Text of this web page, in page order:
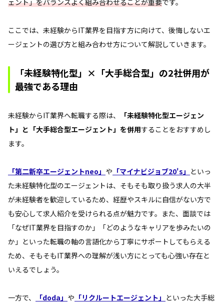
ここでは、未経験からIT業界を目指す方に向けて、後悔しないエ
ージェントの選び方と組み合わせ方について解説していきます。
「未経験特化型」×「大手総合型」の2社併用が
最強である理由
未経験からIT業界へ転職する際は、
「未経験特化型エージェン
ト」と「大手総合型エージェント」を併用することをおすすめし
ます。
「第二新卒エージェントneo」 や 「マイナビジョブ20's」 といっ
た未経験特化型のエージェントは、そもそも取り扱う求人の大半
が未経験者を歓迎しているため、経歴やスキルに自信がない方で
も安心して求人紹介を受けられる点が魅力です。また、面談では
「なぜIT業界を目指すのか」「どのようなキャリアを歩みたいの
か」といった転職の軸の言語化から丁寧にサポートしてもらえる
ため、そもそもIT業界への理解が浅い方にとっても心強い存在と
いえるでしょう。
一方で、 「doda」 や 「リクルートエージェント」 といった大手総